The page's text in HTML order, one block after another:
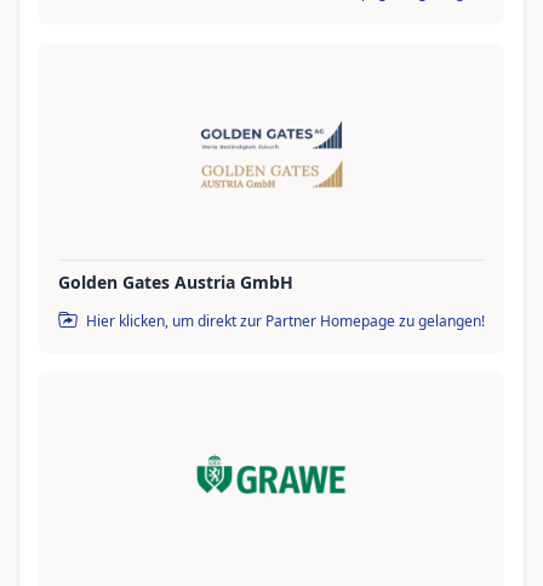
Golden Gates Austria GmbH
Hier klicken, um direkt zur Partner Homepage zu gelangen!